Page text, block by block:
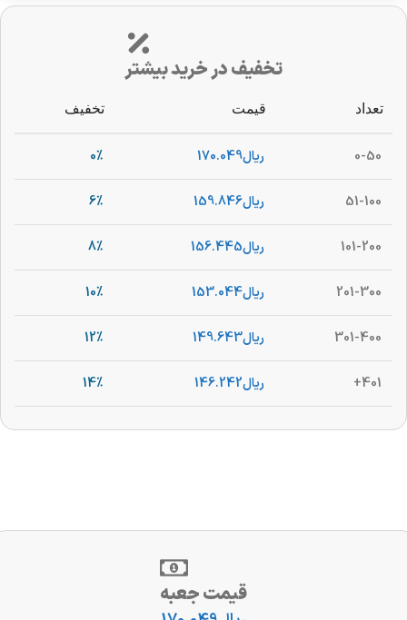
تخفیف در خرید بیشتر
تعداد قیمت تخفیف
0-50 ریال170.049
0%
51-100 ریال159.846
6%
101-200 ریال156.445
8%
201-300 ریال153.044
10%
301-400 ریال149.643
12%
401+ ریال146.242
14%
قیمت جعبه